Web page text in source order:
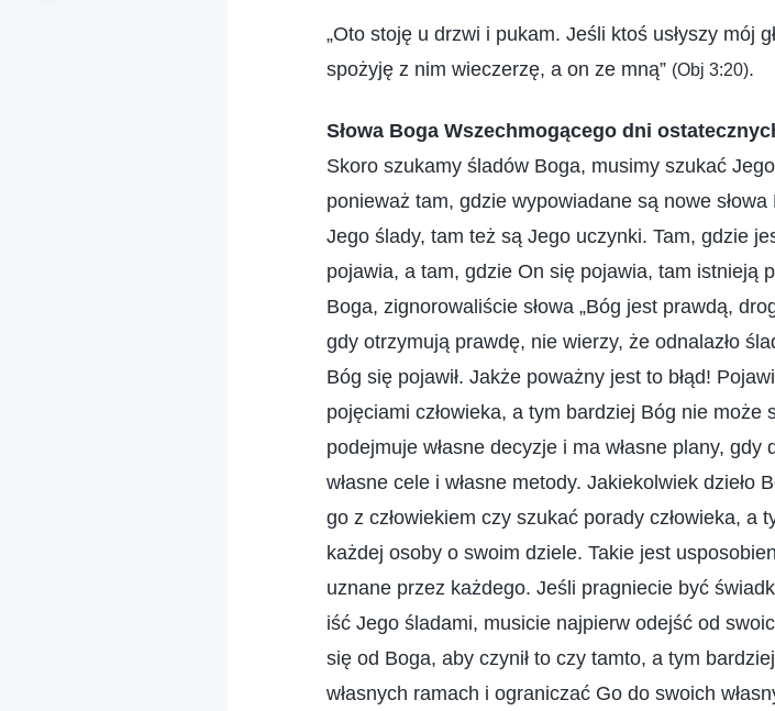
„Oto stoję u drzwi i pukam. Jeśli ktoś usłyszy mój
spożyję z nim wieczerzę, a on ze mną” (Obj 3:20).
Słowa Boga Wszechmogącego dni
Skoro szukamy śladów Boga, musimy szukać
ponieważ tam, gdzie wypowiadane są nowe
Jego ślady, tam też są Jego uczynki. Tam, gdzie
pojawia, a tam, gdzie On się pojawia, tam istnieją
Boga, zignorowaliście słowa „Bóg jest prawdą,
gdy otrzymują prawdę, nie wierzy, że odnalazło
Bóg się pojawił. Jakże poważny jest to błąd!
pojęciami człowieka, a tym bardziej Bóg nie może
podejmuje własne decyzje i ma własne plany,
własne cele i własne metody. Jakiekolwiek
go z człowiekiem czy szukać porady człowieka,
każdej osoby o swoim dziele. Takie jest
uznane przez każdego. Jeśli pragniecie być
iść Jego śladami, musicie najpierw odejść od
się od Boga, aby czynił to czy tamto, a tym
własnych ramach i ograniczać Go do swoich